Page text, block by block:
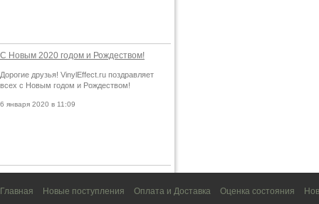
С Новым 2020 годом и Рождеством!
Дорогие друзья! VinylEffect.ru поздравляет
всех с Новым годом и Рождеством!
6 января 2020 в 11:09
Главная Новые поступления Оплата и Доставка Оценка состояния